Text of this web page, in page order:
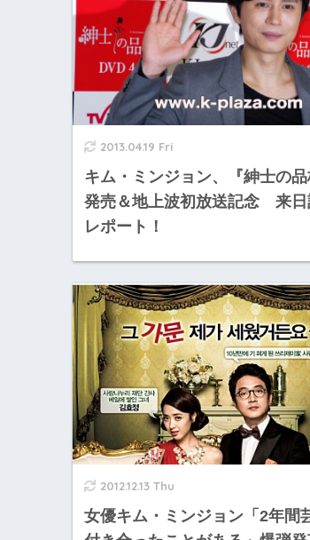
2013.04.19 Fri
キム・ミンジョン、『紳士の
発売＆地上波初放送記念 来日
レポート！
2012.12.13 Thu
女優キム・ミンジョン「2年間